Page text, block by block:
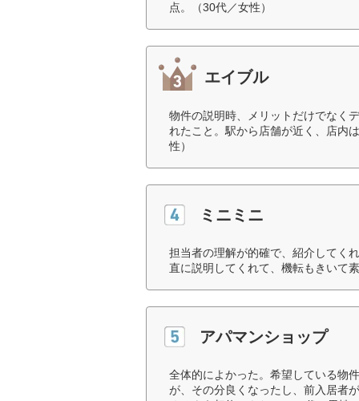
点。（30代／女性）
エイブル
物件の説明時、メリットだけでなく
れたこと。駅から店舗が近く、店内
性）
ミニミニ
担当者の理解が的確で、紹介してく
直に説明してくれて、機転もきいて
アパマンショップ
全体的によかった。希望している物
が、その分良くなったし、前入居者